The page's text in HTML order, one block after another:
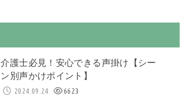
介護士必見！安心できる声掛け【シー
ン別声かけポイント】
2024.09.24 6623